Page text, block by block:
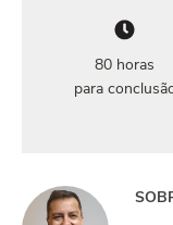
80 horas
para